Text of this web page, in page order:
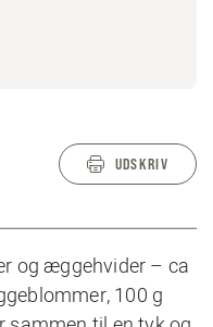
UDSKRIV
og æggehvider – ca
100 g